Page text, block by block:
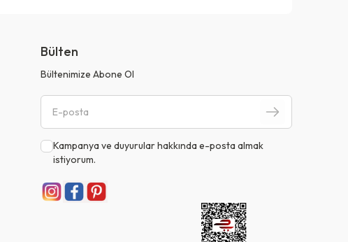
Bülten
Bültenimize Abone Ol
Kampanya ve duyurular hakkında e-posta almak
istiyorum.